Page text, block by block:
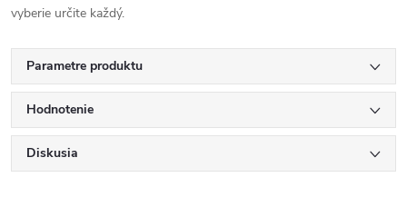
vyberie určite každý.
Parametre produktu
Hodnotenie
Diskusia